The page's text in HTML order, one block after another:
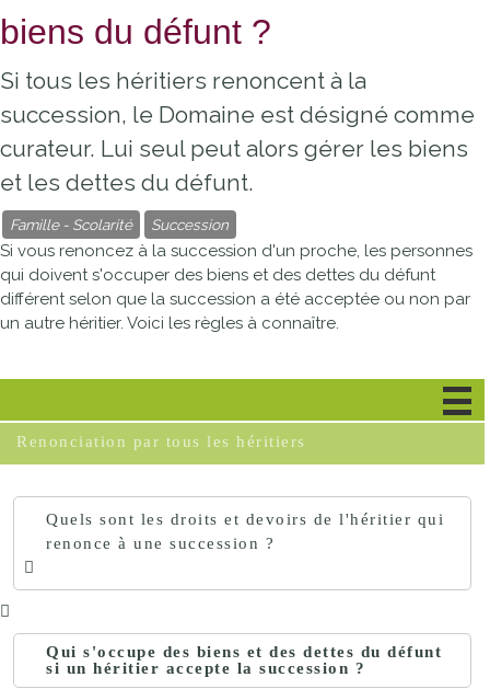
biens du défunt ?
Si tous les héritiers renoncent à la
succession, le Domaine est désigné comme
curateur. Lui seul peut alors gérer les biens
et les dettes du défunt.
Famille - Scolarité Succession
Si vous renoncez à la succession d'un proche, les personnes
qui doivent s'occuper des biens et des dettes du défunt
différent selon que la succession a été acceptée ou non par
un autre héritier. Voici les règles à connaître.
Renonciation par tous les héritiers
Quels sont les droits et devoirs de l'héritier qui
renonce à une succession ?
Qui s'occupe des biens et des dettes du défunt
si un héritier accepte la succession ?